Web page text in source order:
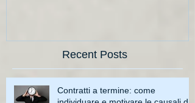
Recent Posts
Contratti a termine: come